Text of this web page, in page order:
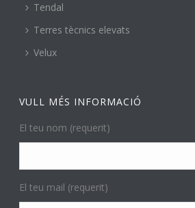
Tendal
Terres tècnics elevats
Velux
VULL MÉS INFORMACIÓ
El teu nom (requerit)
El teu mail (requerit)